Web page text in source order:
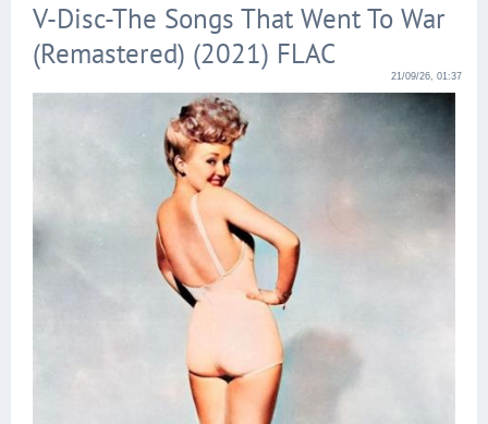
V-Disc-The Songs That Went To War
(Remastered) (2021) FLAC
21/09/26, 01:37